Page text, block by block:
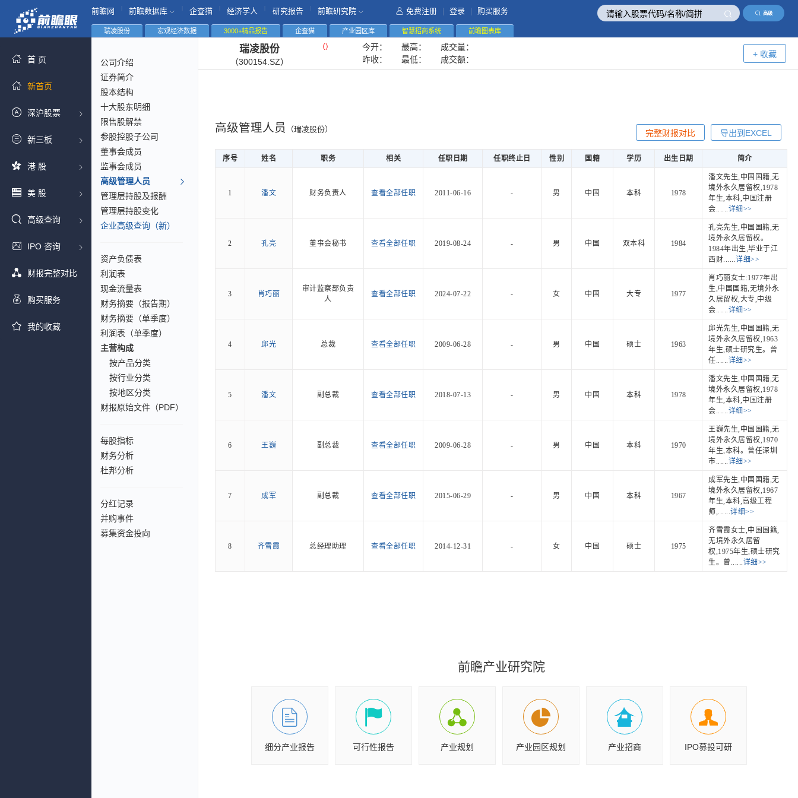
高级
前瞻网 前瞻数据库 企查猫 经济学人 研究报告 前瞻研究院 免费注册 登录 购买服务
首 页
新首页
深沪股票
新三板
港 股
美 股
高级查询
IPO 咨询
财报完整对比
购买服务
我的收藏
瑞凌股份 宏观经济数据 3000+精品报告 企查猫 产业园区库 智慧招商系统 前瞻图表库
公司介绍
证券简介
股本结构
十大股东明细
限售股解禁
参股控股子公司
董事会成员
监事会成员
高级管理人员
管理层持股及报酬
管理层持股变化
企业高级查询（新）
资产负债表
利润表
现金流量表
财务摘要（报告期）
财务摘要（单季度）
利润表（单季度）
主营构成
按产品分类
按行业分类
按地区分类
财报原始文件（PDF）
每股指标
财务分析
杜邦分析
分红记录
并购事件
募集资金投向
瑞凌股份
（300154.SZ）
（） 今开： 最高：
成交量：
昨收：
最低： 成交额：
+ 收藏
高级管理人员 （瑞凌股份） 导出到EXCEL
完整财报对比
序号 姓名 职务 相关 任职日期 任职终止日 性别 国籍 学历 出生日期 简介
1 潘文 财务负责人 查看全部任职 2011-06-16 - 男 中国 本科 1978
潘文先生,中国国籍,无
境外永久居留权,1978
年生,本科,中国注册
会......详细>>
2 孔亮 董事会秘书 查看全部任职 2019-08-24 - 男 中国 双本科 1984
孔亮先生,中国国籍,无
境外永久居留权。
1984年出生,毕业于江
西财......详细>>
3 肖巧丽
审计监察部负责
人
查看全部任职 2024-07-22 - 女 中国 大专 1977
肖巧丽女士:1977年出
生,中国国籍,无境外永
久居留权,大专,中级
会......详细>>
4 邱光 总裁 查看全部任职 2009-06-28 - 男 中国 硕士 1963
邱光先生,中国国籍,无
境外永久居留权,1963
年生,硕士研究生。曾
任......详细>>
5 潘文 副总裁 查看全部任职 2018-07-13 - 男 中国 本科 1978
潘文先生,中国国籍,无
境外永久居留权,1978
年生,本科,中国注册
会......详细>>
6 王巍 副总裁 查看全部任职 2009-06-28 - 男 中国 本科 1970
王巍先生,中国国籍,无
境外永久居留权,1970
年生,本科。曾任深圳
市......详细>>
7 成军 副总裁 查看全部任职 2015-06-29 - 男 中国 本科 1967
成军先生,中国国籍,无
境外永久居留权,1967
年生,本科,高级工程
师,......详细>>
8 齐雪霞 总经理助理 查看全部任职 2014-12-31 - 女 中国 硕士 1975
齐雪霞女士,中国国籍,
无境外永久居留
权,1975年生,硕士研究
生。曾......详细>>
前瞻产业研究院
细分产业报告 可行性报告 产业规划 产业园区规划 产业招商 IPO募投可研